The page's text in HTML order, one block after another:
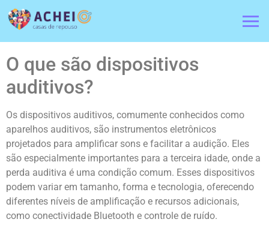
O que são dispositivos
auditivos?
Os dispositivos auditivos, comumente conhecidos como
aparelhos auditivos, são instrumentos eletrônicos
projetados para amplificar sons e facilitar a audição. Eles
são especialmente importantes para a terceira idade, onde a
perda auditiva é uma condição comum. Esses dispositivos
podem variar em tamanho, forma e tecnologia, oferecendo
diferentes níveis de amplificação e recursos adicionais,
como conectividade Bluetooth e controle de ruído.